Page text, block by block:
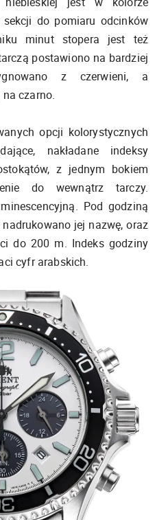
do pomiaru odcinków
minut stopera jest też
postawiono na bardziej
z czerwieni, a
czarno.
opcji kolorystycznych
nakładane indeksy
z jednym bokiem
do wewnątrz tarczy.
Pod godziną
jej nazwę, oraz
do 200 m. Indeks godziny
cyfr arabskich.